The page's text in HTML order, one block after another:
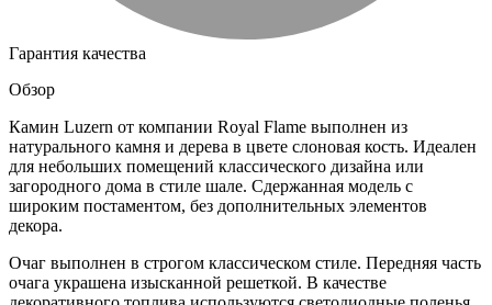
Гарантия качества
Обзор
Камин Luzern от компании Royal Flame выполнен из
натурального камня и дерева в цвете слоновая кость. Идеален
для небольших помещений классического дизайна или
загородного дома в стиле шале. Сдержанная модель с
широким постаментом, без дополнительных элементов
декора.
Очаг выполнен в строгом классическом стиле. Передняя часть
очага украшена изысканной решеткой. В качестве